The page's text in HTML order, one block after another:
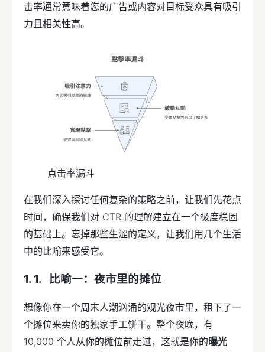
击率通常意味着您的广告或内容对目标受众具有吸引
力且相关性高。
点击率漏斗
在我们深入探讨任何复杂的策略之前，让我们先花点
时间，确保我们对 CTR 的理解建立在一个极度稳固
的基础上。忘掉那些生涩的定义，让我们用几个生活
中的比喻来感受它。
比喻一：夜市里的摊位
想像你在一个周末人潮汹涌的观光夜市里，租下了一
个摊位来卖你的独家手工饼干。整个夜晚，有
10,000 个人从你的摊位前走过，这就是你的曝光